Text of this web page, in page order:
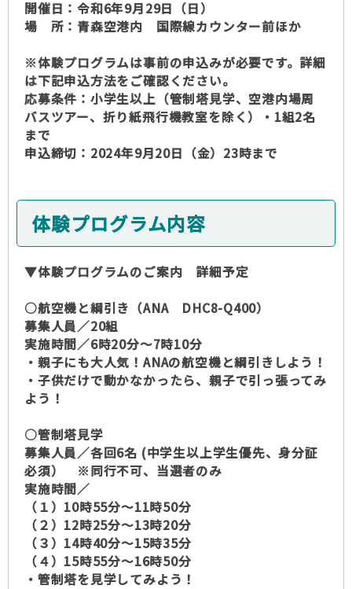
開催日：令和6年9月29日（日）
場 所：青森空港内 国際線カウンター前ほか
※体験プログラムは事前の申込みが必要です。詳細
は下記申込方法をご確認ください。
応募条件：小学生以上（管制塔見学、空港内場周
バスツアー、折り紙飛行機教室を除く）・1組2名
まで
申込締切：2024年9月20日（金）23時まで
体験プログラム内容
▼体験プログラムのご案内 詳細予定
○航空機と綱引き（ANA DHC8-Q400）
募集人員／20組
実施時間／6時20分～7時10分
・親子にも大人気！ANAの航空機と綱引きしよう！
・子供だけで動かなかったら、親子で引っ張ってみ
よう！
○管制塔見学
募集人員／各回6名 (中学生以上学生優先、身分証
必須） ※同行不可、当選者のみ
実施時間／
（１）10時55分～11時50分
（２）12時25分～13時20分
（３）14時40分～15時35分
（４）15時55分～16時50分
・管制塔を見学してみよう！